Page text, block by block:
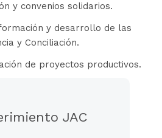
y convenios solidarios.
y desarrollo de las
y Conciliación.
de proyectos productivos.
JAC